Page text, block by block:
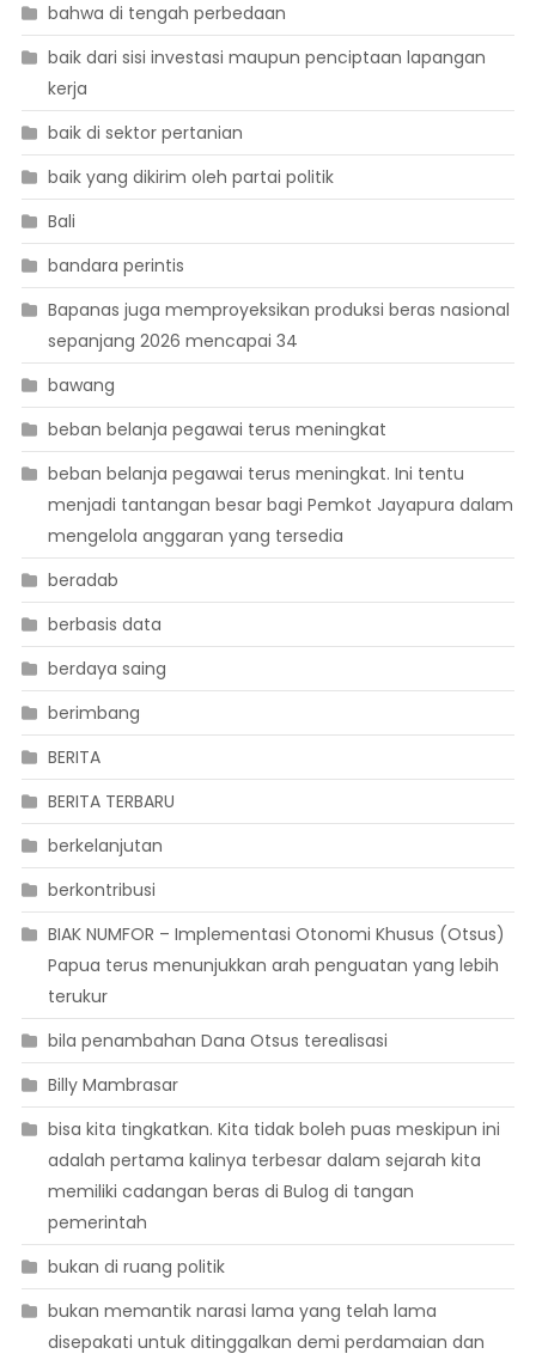
bahwa di tengah perbedaan
baik dari sisi investasi maupun penciptaan lapangan
kerja
baik di sektor pertanian
baik yang dikirim oleh partai politik
Bali
bandara perintis
Bapanas juga memproyeksikan produksi beras nasional
sepanjang 2026 mencapai 34
bawang
beban belanja pegawai terus meningkat
beban belanja pegawai terus meningkat. Ini tentu
menjadi tantangan besar bagi Pemkot Jayapura dalam
mengelola anggaran yang tersedia
beradab
berbasis data
berdaya saing
berimbang
BERITA
BERITA TERBARU
berkelanjutan
berkontribusi
BIAK NUMFOR – Implementasi Otonomi Khusus (Otsus)
Papua terus menunjukkan arah penguatan yang lebih
terukur
bila penambahan Dana Otsus terealisasi
Billy Mambrasar
bisa kita tingkatkan. Kita tidak boleh puas meskipun ini
adalah pertama kalinya terbesar dalam sejarah kita
memiliki cadangan beras di Bulog di tangan
pemerintah
bukan di ruang politik
bukan memantik narasi lama yang telah lama
disepakati untuk ditinggalkan demi perdamaian dan